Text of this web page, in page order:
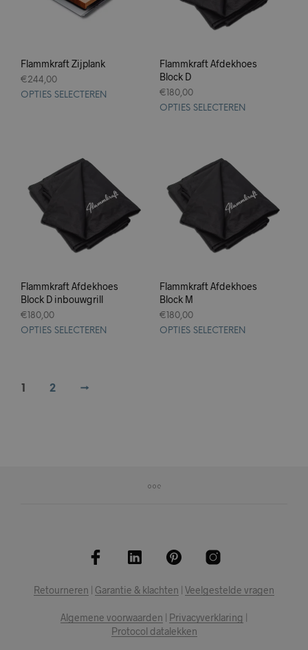
Flammkraft Zijplank
€244,00
OPTIES SELECTEREN
Flammkraft Afdekhoes
Block D
€ 180,00
OPTIES SELECTEREN
Flammkraft Afdekhoes
Block D inbouwgrill
€ 180,00
OPTIES SELECTEREN
Flammkraft Afdekhoes
Block M
€ 180,00
OPTIES SELECTEREN
1 2 →
Retourneren Garantie & klachten Veelgestelde vragen
Algemene voorwaarden Privacyverklaring
Protocol datalekken